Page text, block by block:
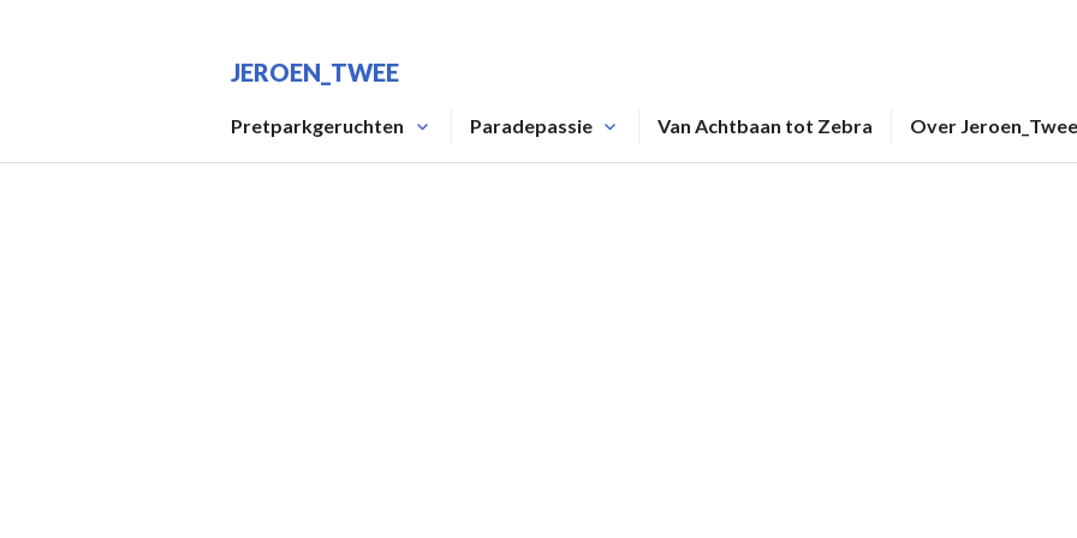
JEROEN_TWEE
Pretparkgeruchten Paradepassie Van Achtbaan tot Zebra Over Jeroen_Twee